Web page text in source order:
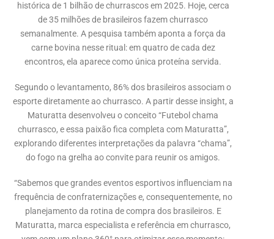
histórica de 1 bilhão de churrascos em 2025. Hoje, cerca
de 35 milhões de brasileiros fazem churrasco
semanalmente. A pesquisa também aponta a força da
carne bovina nesse ritual: em quatro de cada dez
encontros, ela aparece como única proteína servida.
Segundo o levantamento, 86% dos brasileiros associam o
esporte diretamente ao churrasco. A partir desse insight, a
Maturatta desenvolveu o conceito “Futebol chama
churrasco, e essa paixão fica completa com Maturatta”,
explorando diferentes interpretações da palavra “chama”,
do fogo na grelha ao convite para reunir os amigos.
“Sabemos que grandes eventos esportivos influenciam na
frequência de confraternizações e, consequentemente, no
planejamento da rotina de compra dos brasileiros. E
Maturatta, marca especialista e referência em churrasco,